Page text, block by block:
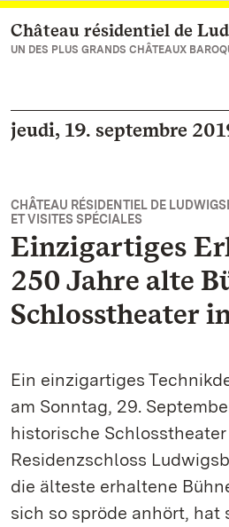
Vers la page d’accueil
Château résidentiel de
UN DES PLUS GRANDS CHÂTEAUX
jeudi, 19. septembre
CHÂTEAU RÉSIDENTIEL DE
ET VISITES SPÉCIALES
Einzigartiges
250 Jahre alte
Schlosstheater
Ein einzigartiges
am Sonntag, 29.
historische Schlosstheater
Residenzschloss
die älteste erhaltene
sich so spröde anhört, hat